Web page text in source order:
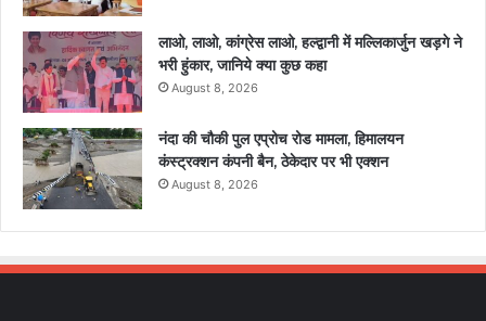
लाओ, लाओ, कांग्रेस लाओ, हल्द्वानी में मल्लिकार्जुन खड़गे ने
भरी हुंकार, जानिये क्या कुछ कहा
August 8, 2026
नंदा की चौकी पुल एप्रोच रोड मामला, हिमालयन
कंस्ट्रक्शन कंपनी बैन, ठेकेदार पर भी एक्शन
August 8, 2026